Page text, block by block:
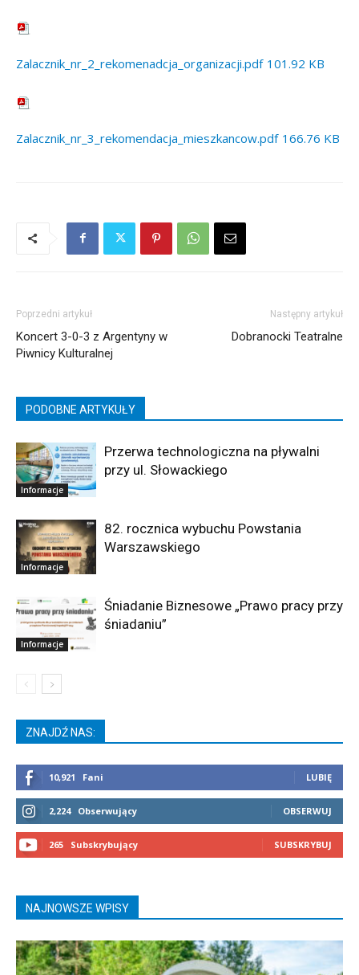
Zalacznik_nr_2_rekomenadcja_organizacji.pdf 101.92 KB
Zalacznik_nr_3_rekomendacja_mieszkancow.pdf 166.76 KB
Poprzedni artykuł
Koncert 3-0-3 z Argentyny w
Piwnicy Kulturalnej
Następny artykuł
Dobranocki Teatralne
PODOBNE ARTYKUŁY
Informacje
Przerwa technologiczna na pływalni
przy ul. Słowackiego
Informacje
82. rocznica wybuchu Powstania
Warszawskiego
Informacje
Śniadanie Biznesowe „Prawo pracy przy
śniadaniu”
ZNAJDŹ NAS:
10,921 Fani LUBIĘ
2,224 Obserwujący OBSERWUJ
265 Subskrybujący SUBSKRYBUJ
NAJNOWSZE WPISY